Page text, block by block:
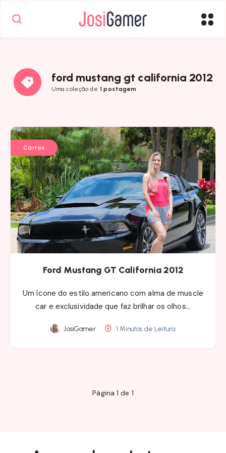
ford mustang gt california 2012
Uma coleção de 1 postagem
Carros
Ford Mustang GT California 2012
Um ícone do estilo americano com alma de muscle
car e exclusividade que faz brilhar os olhos…
JosiGamer 1 Minutos de Leitura
Página 1 de 1